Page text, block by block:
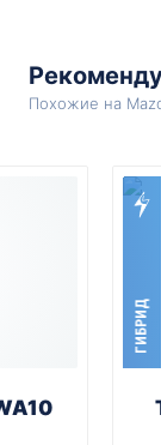
Похожие на
ГИБРИД